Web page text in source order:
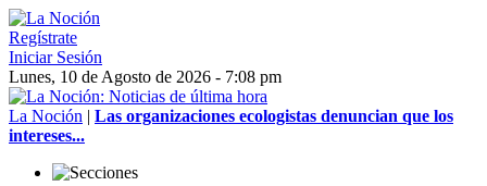
Regístrate
Iniciar Sesión
Lunes, 10 de Agosto de 2026 - 7:08 pm
La Noción | Las organizaciones ecologistas denuncian que los
intereses...